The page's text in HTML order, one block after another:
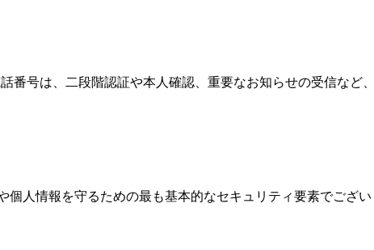
番号は、二段階認証や本人確認、重要なお知らせの受信など
人情報を守るための最も基本的なセキュリティ要素でござ